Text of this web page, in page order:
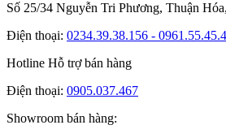
Số 25/34 Nguyễn Tri Phương, Thuận
Điện thoại: 0234.39.38.156 -
Hotline Hỗ trợ bán hàng
Điện thoại: 0905.037.467
Showroom bán hàng: